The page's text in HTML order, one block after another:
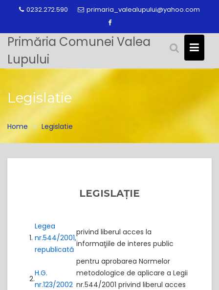
0232.272.590 primaria_valealupului@yahoo.com
Primăria Comunei Valea
Lupului
Legislatie
Home Legislatie
LEGISLAȚIE
1.
Legea
nr.544/2001,
republicată
privind liberul acces la
informaţiile de interes public
2.
H.G.
nr.123/2002
pentru aprobarea Normelor
metodologice de aplicare a Legii
nr.544/2001 privind liberul acces